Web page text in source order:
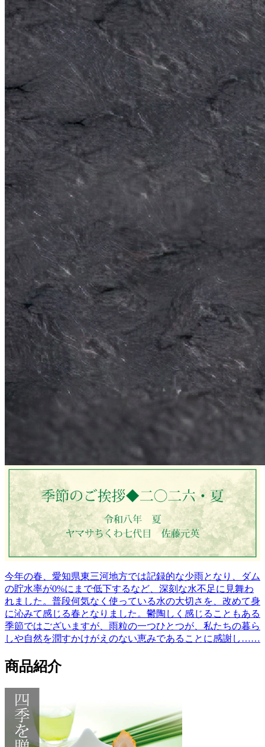
今年の春、愛知県東三河地方では記録的な少雨となり、ダム
の貯水率が0%にまで低下するなど、深刻な水不足に見舞わ
れました。普段何気なく使っている水の大切さを、改めて身
に沁みて感じる春となりました。鬱陶しく感じることもある
季節ではございますが、雨粒の一つひとつが、私たちの暮ら
しや自然を潤すかけがえのない恵みであることに感謝し……
商品紹介